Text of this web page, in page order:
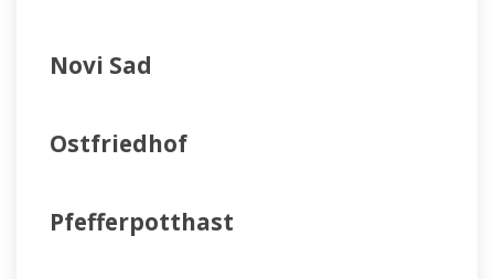
Novi Sad
Ostfriedhof
Pfefferpotthast